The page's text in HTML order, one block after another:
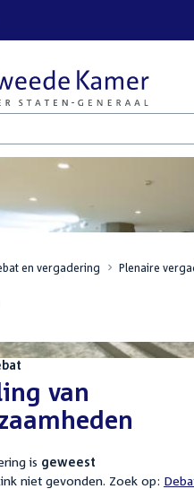
en vergadering Plenaire
van
is geweest
niet gevonden. Zoek op: